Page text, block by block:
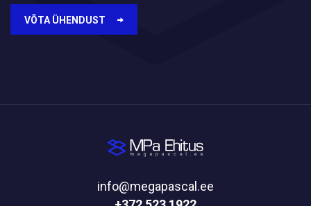
VÕTA ÜHENDUST
info@megapascal.ee